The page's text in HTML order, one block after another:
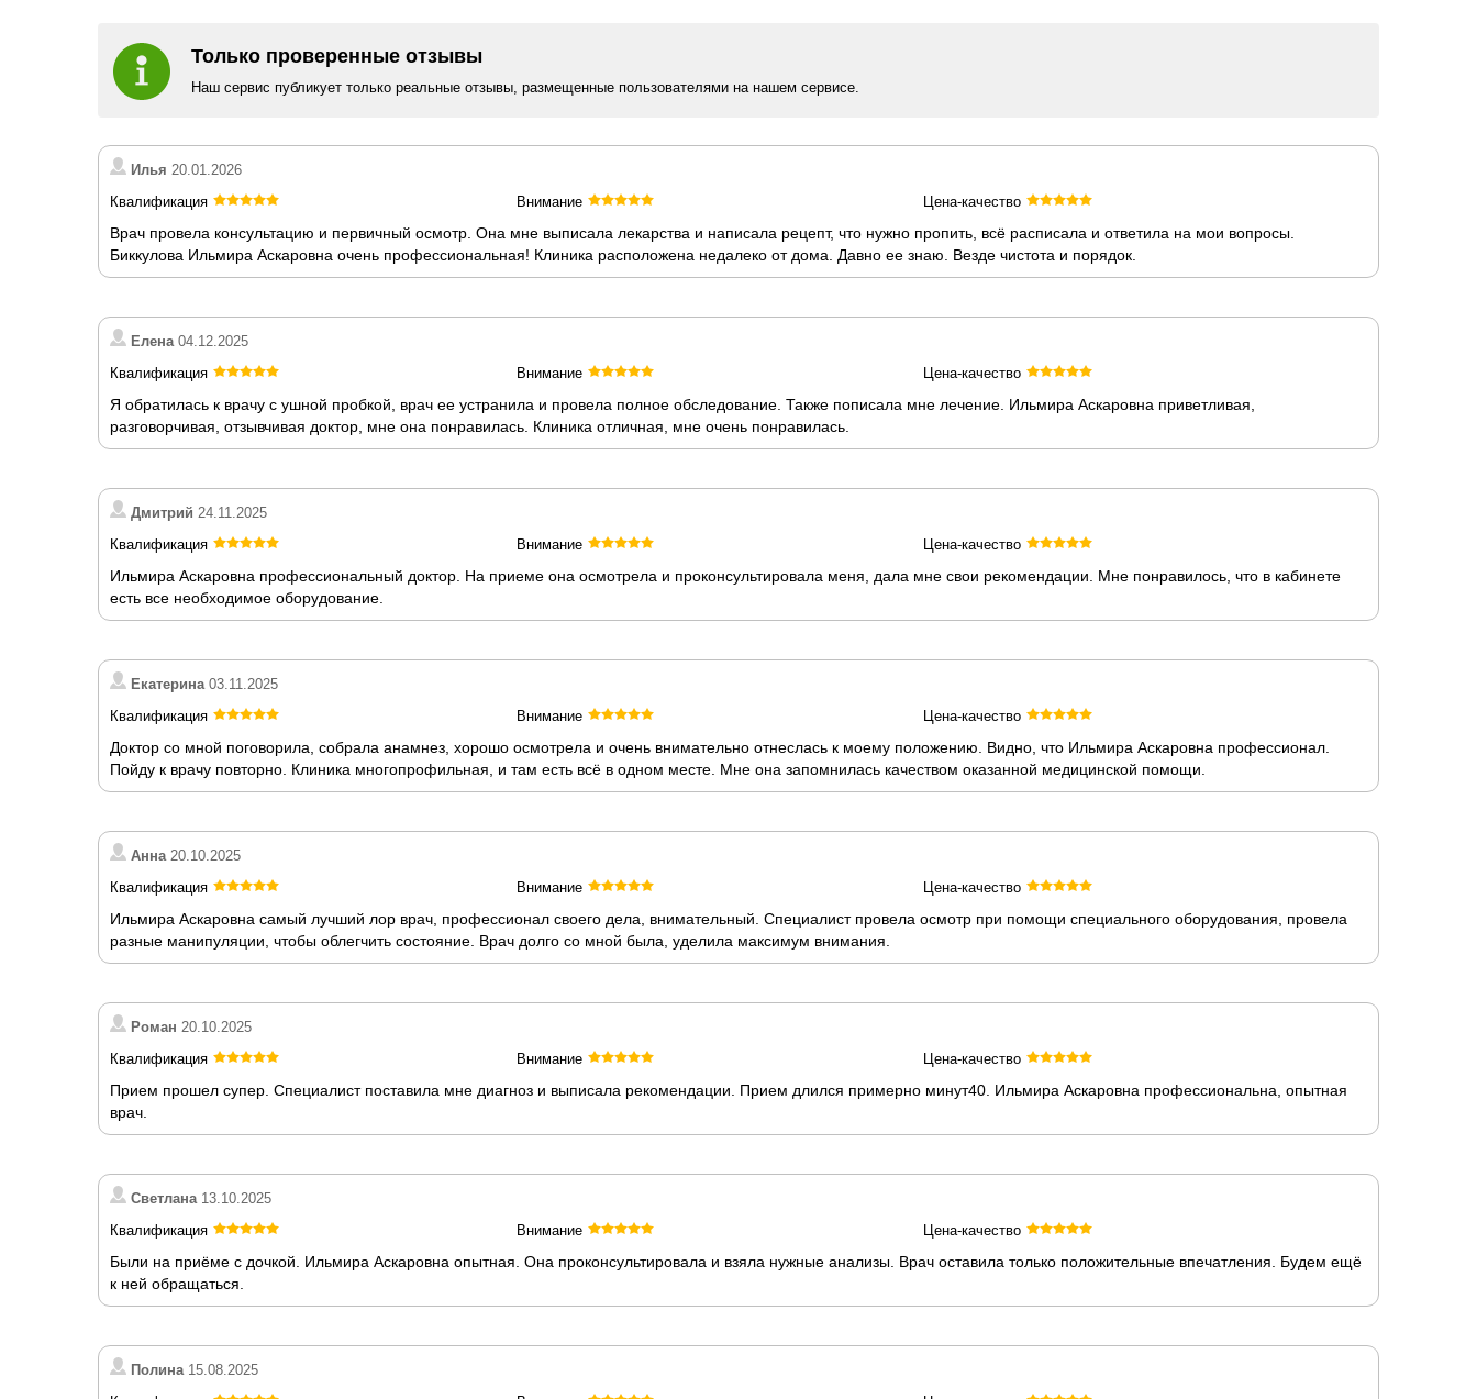
Только проверенные отзывы
Наш сервис публикует только реальные отзывы, размещенные пользователями на нашем сервисе.
Илья 20.01.2026
Квалификация
Внимание Цена-качество
Врач провела консультацию и первичный осмотр. Она мне выписала лекарства и написала рецепт, что нужно пропить, всё расписала и ответила на мои вопросы.
Биккулова Ильмира Аскаровна очень профессиональная! Клиника расположена недалеко от дома. Давно ее знаю. Везде чистота и порядок.
Елена04.12.2025
Квалификация
Внимание Цена-качество
Я обратилась к врачу с ушной пробкой, врач ее устранила и провела полное обследование. Также пописала мне лечение. Ильмира Аскаровна приветливая,
разговорчивая, отзывчивая доктор, мне она понравилась. Клиника отличная, мне очень понравилась.
Дмитрий 24.11.2025
Квалификация
Внимание Цена-качество
Ильмира Аскаровна профессиональный доктор. На приеме она осмотрела и проконсультировала меня, дала мне свои рекомендации. Мне понравилось, что в кабинете
есть все необходимое оборудование.
Екатерина03.11.2025
Квалификация
Внимание Цена-качество
Доктор со мной поговорила, собрала анамнез, хорошо осмотрела и очень внимательно отнеслась к моему положению. Видно, что Ильмира Аскаровна профессионал.
Пойду к врачу повторно. Клиника многопрофильная, и там есть всё в одном месте. Мне она запомнилась качеством оказанной медицинской помощи.
Анна20.10.2025
Квалификация
Внимание Цена-качество
Ильмира Аскаровна самый лучший лор врач, профессионал своего дела, внимательный. Специалист провела осмотр при помощи специального оборудования, провела
разные манипуляции, чтобы облегчить состояние. Врач долго со мной была, уделила максимум внимания.
Роман 20.10.2025
Квалификация
Внимание Цена-качество
Прием прошел супер. Специалист поставила мне диагноз и выписала рекомендации. Прием длился примерно минут40. Ильмира Аскаровна профессиональна, опытная
врач.
Светлана13.10.2025
Квалификация
Внимание Цена-качество
Были на приёме с дочкой. Ильмира Аскаровна опытная. Она проконсультировала и взяла нужные анализы. Врач оставила только положительные впечатления. Будем ещё
к ней обращаться.
Полина15.08.2025